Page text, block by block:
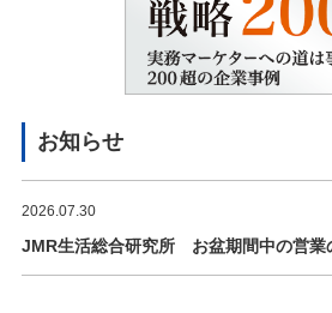
お知らせ
2026.07.30
JMR生活総合研究所 お盆期間中の営業